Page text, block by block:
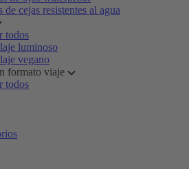
de cejas resistentes al agua
todos
luminoso
vegano
formato viaje
todos